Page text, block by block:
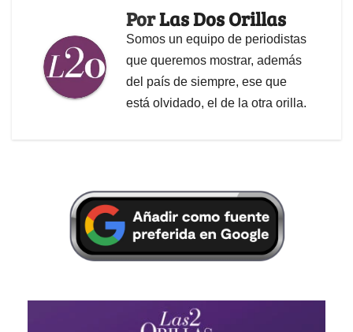
PorLas Dos Orillas
Somos un equipo de periodistas
que queremos mostrar, además
del país de siempre, ese que
está olvidado, el de la otra orilla.